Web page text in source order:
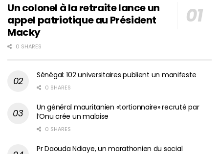
Un colonel à la retraite lance un
appel patriotique au Président
Macky
0 SHARES
Sénégal: 102 universitaires publient un manifeste
0 SHARES
Un général mauritanien «tortionnaire» recruté par
l’Onu crée un malaise
0 SHARES
Pr Daouda Ndiaye, un marathonien du social